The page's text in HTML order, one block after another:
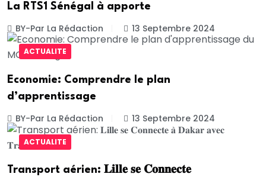
La RTS1 Sénégal à apporte
BY-Par La Rédaction 13 Septembre 2024
ACTUALITE
Economie: Comprendre le plan
d’apprentissage
BY-Par La Rédaction 13 Septembre 2024
ACTUALITE
Transport aérien: 𝐋𝐢𝐥𝐥𝐞 𝐬𝐞 𝐂𝐨𝐧𝐧𝐞𝐜𝐭𝐞